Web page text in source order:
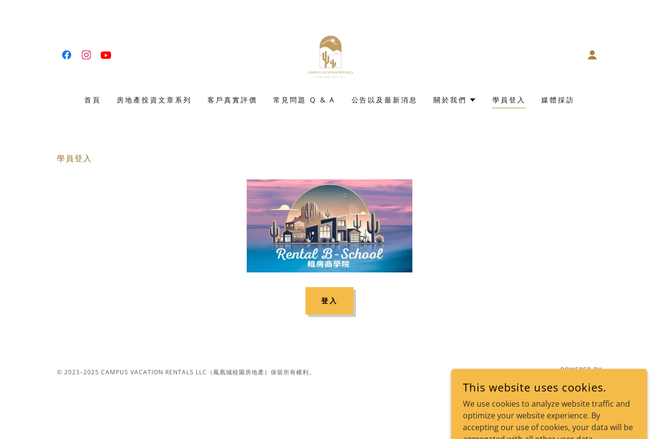
首頁 房地產投資文章系列 客戶真實評價 常見問題 Q & A 公告以及最新消息 關於我們 學員登入 媒體採訪
學員登入
登入
© 2023–2025 CAMPUS VACATION RENTALS LLC（鳳凰城校園房地產）保留所有權利。 POWERED BY
This website uses cookies.
We use cookies to analyze website traffic and
optimize your website experience. By
accepting our use of cookies, your data will be